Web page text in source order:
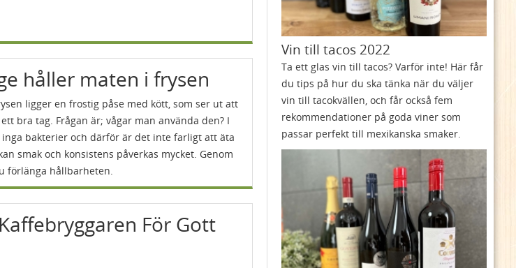
håller maten i frysen
ligger en frostig påse med kött, som ser ut att
bra tag. Frågan är; vågar man använda den? I
inga bakterier och därför är det inte farligt att äta
smak och konsistens påverkas mycket. Genom
förlänga hållbarheten.
För Gott
Vin till tacos 2022
Ta ett glas vin till tacos? Varför inte! Här får
du tips på hur du ska tänka när du väljer
vin till tacokvällen, och får också fem
rekommendationer på goda viner som
passar perfekt till mexikanska smaker.